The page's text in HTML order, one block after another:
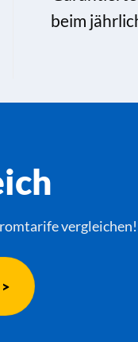
beim
vergleichen!